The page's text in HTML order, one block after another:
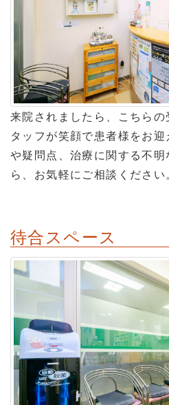
来院されましたら、こちら
タッフが笑顔で患者様をお
や疑問点、治療に関する不
ら、お気軽にご相談ください
待合スペース